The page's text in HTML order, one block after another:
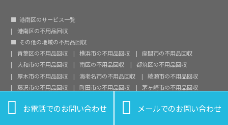
港南区のサービス一覧
港南区の不用品回収
その他の地域の不用品回収
青葉区の不用品回収
横浜市の不用品回収
座間市の不用品回収
大和市の不用品回収
南区の不用品回収
都筑区の不用品回収
厚木市の不用品回収
海老名市の不用品回収
綾瀬市の不用品回収
藤沢市の不用品回収
町田市の不用品回収
茅ヶ崎市の不用品回収
伊勢原市の不用品回収
秦野市の不用品回収
川崎市の不用品回収
 お電話でのお問い合わせ  メールでのお問い合わせ